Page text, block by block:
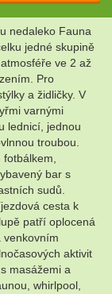
nedaleko Fauna
jedné skupině
ve 2 až
Pro
a židličky. V
varnými
lednicí, jednou
troubou.
bar s
sudů.
cesta k
patří oplocená
venkovním
aktivit
masážemi a
whirlpool,